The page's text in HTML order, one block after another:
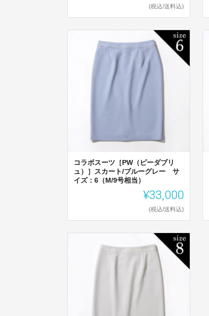
(税込/送料込)
コラボスーツ［PW（ピーダブリ
ュ）］スカート/ブルーグレー サ
イズ：6（M/9号相当）
¥33,000
(税込/送料込)